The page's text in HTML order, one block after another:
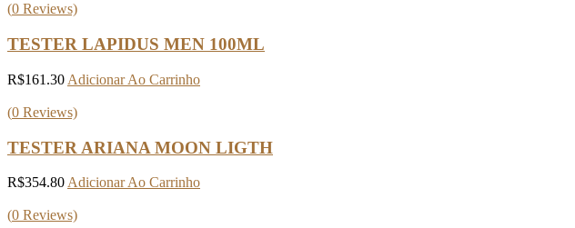
(0 Reviews)
TESTER LAPIDUS MEN 100ML
R$161.30 Adicionar Ao Carrinho
(0 Reviews)
TESTER ARIANA MOON LIGTH
R$354.80 Adicionar Ao Carrinho
(0 Reviews)